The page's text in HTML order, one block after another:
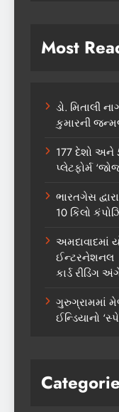
Most
ડો. મિતાલી
કુમારની
177 દેશો અને
પ્લેટફોર્મ
ભારતગેસ
10 કિલો
અમદાવાદમાં
ઈન્ટરનેશનલ
કાર્ડ રીડિંગ
ગુરુગ્રામમાં
ઈન્ડિયાનો